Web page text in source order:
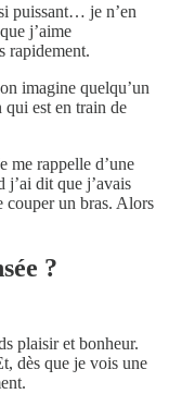
puissant… je n’en
j’aime
rapidement.
imagine quelqu’un
qui est en train de
me rappelle d’une
j’ai dit que j’avais
couper un bras. Alors
?
plaisir et bonheur.
dès que je vois une